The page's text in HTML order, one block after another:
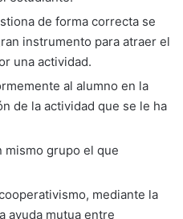
de forma correcta se
instrumento para atraer el
una actividad.
al alumno en la
de la actividad que se le ha
mismo grupo el que
mediante la
ayuda mutua entre